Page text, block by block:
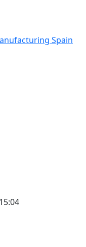
Spain